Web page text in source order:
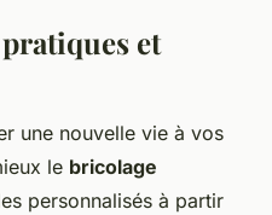
et
une nouvelle vie à vos
le bricolage
personnalisés à partir